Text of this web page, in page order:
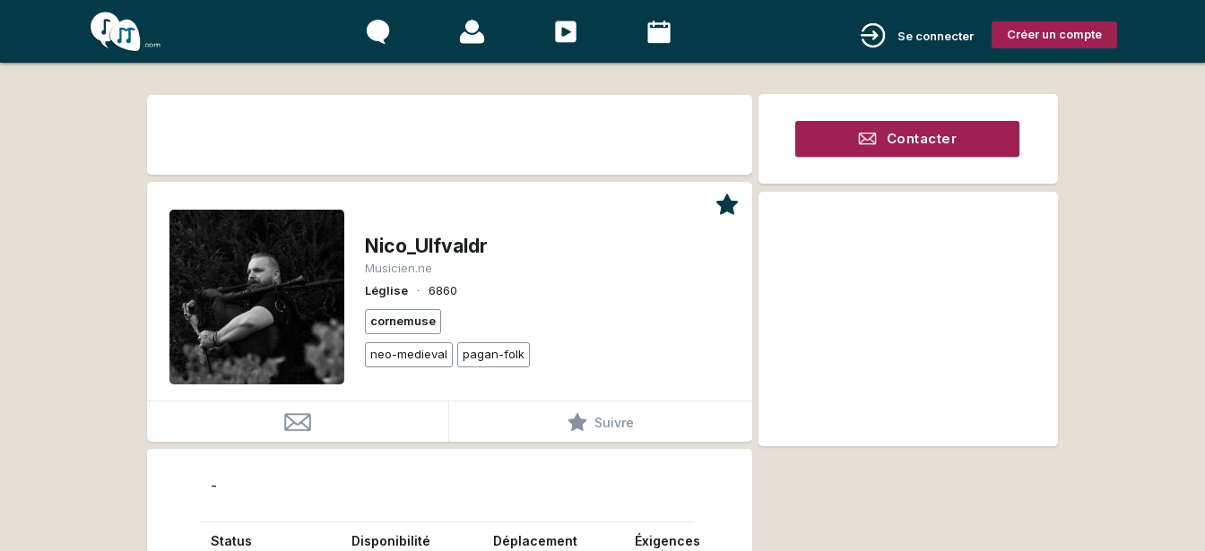
Créer un compte
Se connecter
Nico_Ulfvaldr
Musicien.ne
Léglise
∙ 6860
cornemuse
neo-medieval pagan-folk
Suivre
-
Status Disponibilité Déplacement Éxigences
Contacter